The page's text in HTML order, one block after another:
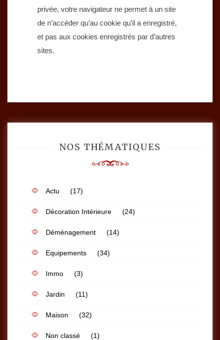
privée, votre navigateur ne permet à un site
de n’accéder qu’au cookie qu’il a enregistré,
et pas aux cookies enregistrés par d’autres
sites.
NOS THÉMATIQUES
Actu (17)
Décoration Intérieure (24)
Déménagement (14)
Equipements (34)
Immo (3)
Jardin (11)
Maison (32)
Non classé (1)